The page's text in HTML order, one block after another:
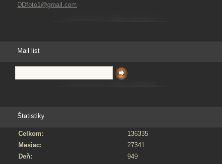
DDfoto1@gmail.com
Mail list
Štatistiky
Celkom:
136335
Mesiac:
27341
Deň:
949